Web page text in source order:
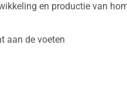
en productie van
aan de voeten